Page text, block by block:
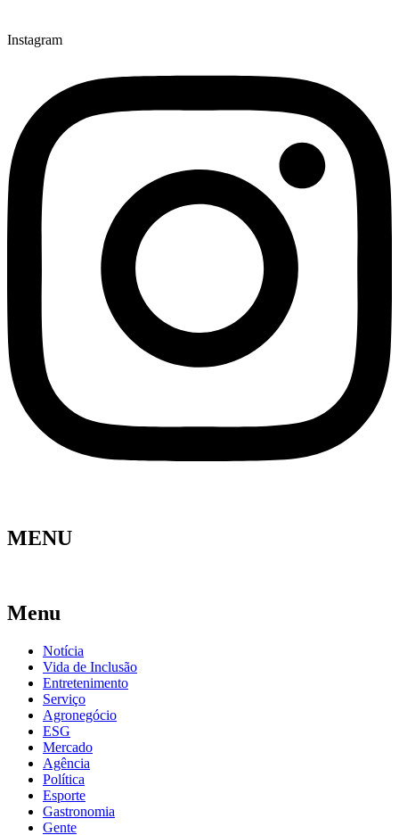
Instagram
MENU
Menu
Notícia
Vida de Inclusão
Entretenimento
Serviço
Agronegócio
ESG
Mercado
Agência
Política
Esporte
Gastronomia
Gente